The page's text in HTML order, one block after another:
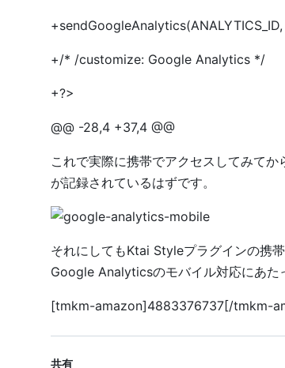
+sendGoogleAnalytics(ANALYTICS_ID,
+/* /customize: Google Analytics */
+?>
@@ -28,4 +37,4 @@
これで実際に携帯でアクセスしてみて
が記録されているはずです。
それにしてもKtai Styleプラグインの携
Google Analyticsのモバイル対応にあた
[tmkm-amazon]4883376737[/tmkm-
共有